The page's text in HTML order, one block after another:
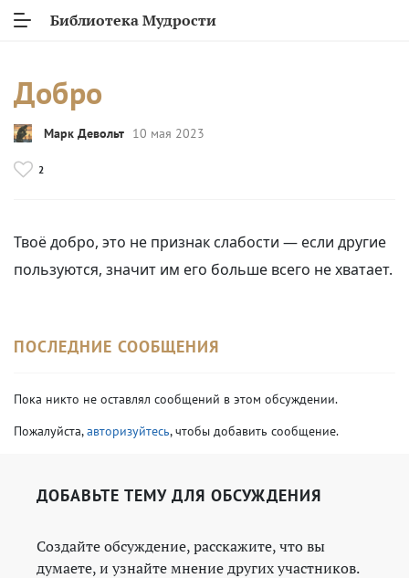
Библиотека Мудрости
Добро
Марк Девольт 10 мая 2023
2
Твоё добро, это не признак слабости — если другие
пользуются, значит им его больше всего не хватает.
ПОСЛЕДНИЕ СООБЩЕНИЯ
Пока никто не оставлял сообщений в этом обсуждении.
Пожалуйста,авторизуйтесь, чтобы добавить сообщение.
ДОБАВЬТЕ ТЕМУ ДЛЯ ОБСУЖДЕНИЯ
Создайте обсуждение, расскажите, что вы
думаете, и узнайте мнение других участников.